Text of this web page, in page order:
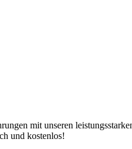
mit unseren
und kostenlos!